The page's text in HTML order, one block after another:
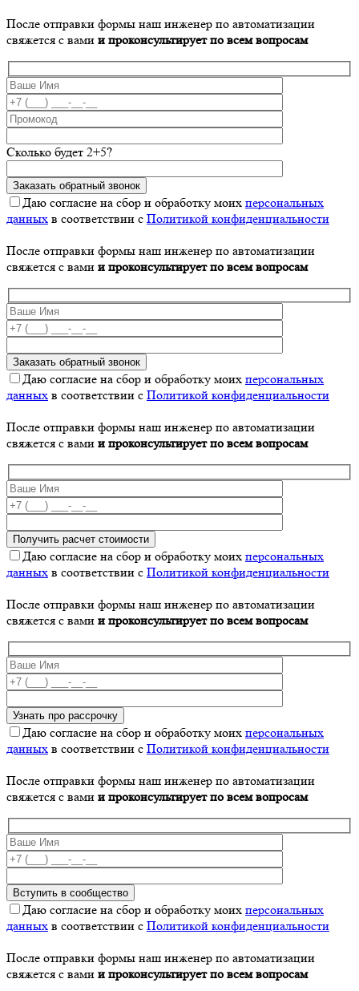
После отправки формы наш инженер по автоматизации
свяжется с вами и проконсультирует по всем вопросам
Сколько будет 2+5?
Даю согласие на сбор и обработку моих персональных
данных в соответствии с Политикой конфиденциальности
После отправки формы наш инженер по автоматизации
свяжется с вами и проконсультирует по всем вопросам
Даю согласие на сбор и обработку моих персональных
данных в соответствии с Политикой конфиденциальности
После отправки формы наш инженер по автоматизации
свяжется с вами и проконсультирует по всем вопросам
Даю согласие на сбор и обработку моих персональных
данных в соответствии с Политикой конфиденциальности
После отправки формы наш инженер по автоматизации
свяжется с вами и проконсультирует по всем вопросам
Даю согласие на сбор и обработку моих персональных
данных в соответствии с Политикой конфиденциальности
После отправки формы наш инженер по автоматизации
свяжется с вами и проконсультирует по всем вопросам
Даю согласие на сбор и обработку моих персональных
данных в соответствии с Политикой конфиденциальности
После отправки формы наш инженер по автоматизации
свяжется с вами и проконсультирует по всем вопросам